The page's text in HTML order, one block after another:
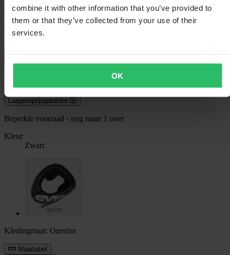
combine it with other information that you’ve provided to
them or that they’ve collected from your use of their
services.
OK
EVS
Nekbrace Kinderen EVS R3
Laagsteprijsgarantie
Beperkte voorraad - nog maar 1 over
Kleur
Zwart
Kledingmaat: Onesize
Maattabel